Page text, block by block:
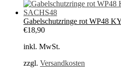
Gabelschutzringe rot WP48
€18,90
inkl. MwSt.
zzgl. Versandkosten